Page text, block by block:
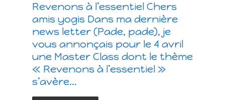
Revenons à l’essentiel Chers
amis yogis Dans ma dernière
news letter (Pade, pade), je
vous annonçais pour le 4 avril
une Master Class dont le thème
« Revenons à l’essentiel »
s’avère...